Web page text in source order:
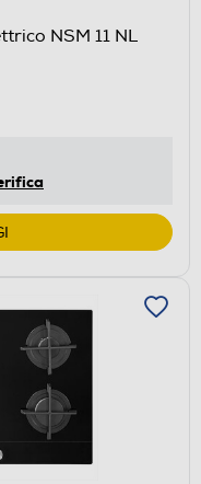
NSM 11 NL